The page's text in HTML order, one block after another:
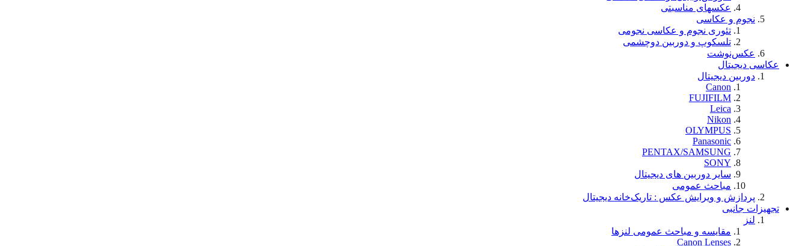
عکسهای مناسبتی
نجوم و عکاسی
تئوری نجوم و عکاسی نجومی
تلسکوپ و دوربین دوچشمی
عکس‌نوشت
عکاسی دیجیتال
دوربین دیجیتال
Canon
FUJIFILM
Leica
Nikon
OLYMPUS
Panasonic
PENTAX/SAMSUNG
SONY
سایر دوربین های دیجیتال
مباحث عمومی
پردازش و ویرایش عکس : تاریک‌خانه دیجیتال
تجهيزات جانبی
لنز
مقایسه و مباحث عمومی لنزها
Canon Lenses